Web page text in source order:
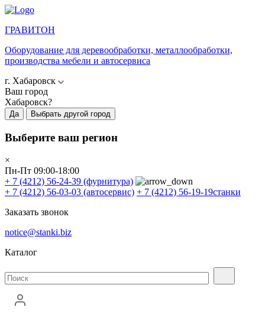
ГРАВИТОН
Оборудование для деревообработки, металлообработки,
производства мебели и автосервиса
г. Хабаровск
Ваш город
Хабаровск?
Да Выбрать другой город
Выберите ваш регион
×
Пн-Пт 09:00-18:00
+ 7 (4212) 56-24-39 (фурнитура)
+ 7 (4212) 56-03-03 (автосервис) + 7 (4212) 56-19-19станки
Заказать звонок
notice@stanki.biz
Каталог